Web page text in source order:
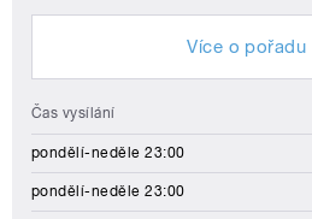
Více o pořadu
Čas vysílání
pondělí-neděle 23:00
pondělí-neděle 23:00